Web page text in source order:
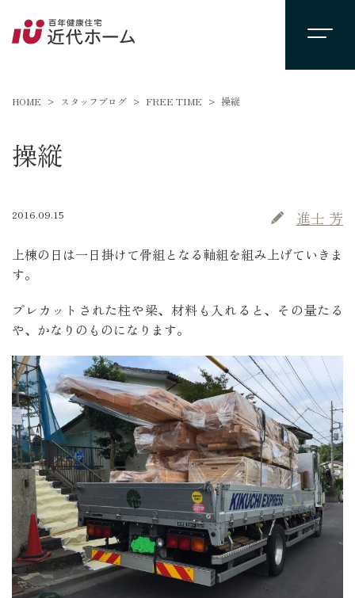
HOME スタッフブログ FREE TIME 操縦
操縦
2016.09.15 進士 芳
上棟の日は一日掛けて骨組となる軸組を組み上げていきま
す。
プレカットされた柱や梁、材料も入れると、その量たる
や、かなりのものになります。